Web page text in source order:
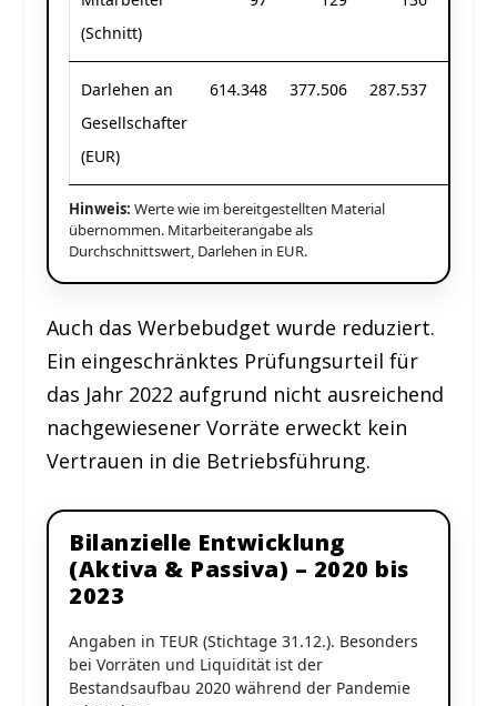
(Schnitt)
Darlehen an
Gesellschafter
(EUR)
614.348 377.506 287.537
Hinweis: Werte wie im bereitgestellten Material
übernommen. Mitarbeiterangabe als
Durchschnittswert, Darlehen in EUR.
Auch das Werbebudget wurde reduziert.
Ein eingeschränktes Prüfungsurteil für
das Jahr 2022 aufgrund nicht ausreichend
nachgewiesener Vorräte erweckt kein
Vertrauen in die Betriebsführung.
Bilanzielle Entwicklung
(Aktiva & Passiva) – 2020 bis
2023
Angaben in TEUR (Stichtage 31.12.). Besonders
bei Vorräten und Liquidität ist der
Bestandsaufbau 2020 während der Pandemie